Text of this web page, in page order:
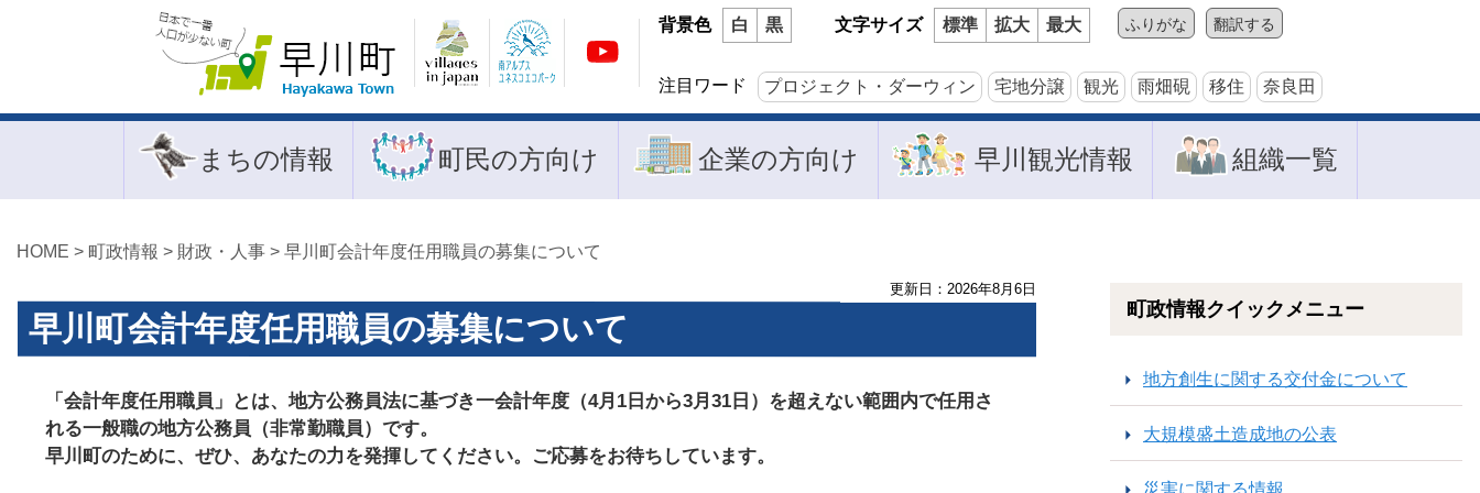
背景色 白 黒 文字サイズ 標準 拡大 最大 ふりがな 翻訳する
注目ワード プロジェクト・ダーウィン 宅地分譲 観光 雨畑硯 移住 奈良田
まちの情報 町民の方向け 企業の方向け 早川観光情報 組織一覧
HOME > 町政情報 > 財政・人事 > 早川町会計年度任用職員の募集について
更新日： 2026年8月 6日
早川町会計年度任用職員の募集について
「会計年度任用職員」とは、地方公務員法に基づき一会計年度（4月1日から3月31日）を超えない範囲内で任用さ
れる一般職の地方公務員（非常勤職員）です。
早川町のために、ぜひ、あなたの力を発揮してください。ご応募をお待ちしています。
町政情報クイックメニュー
地方創生に関する交付金について
大規模盛土造成地の公表
災害に関する情報